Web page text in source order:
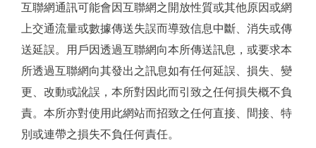
互聯網通訊可能會因互聯網之開放性質或其他原因或網
上交通流量或數據傳送失誤而導致信息中斷、消失或傳
送延誤。用戶因透過互聯網向本所傳送訊息，或要求本
所透過互聯網向其發出之訊息如有任何延誤、損失、變
更、改動或訛誤，本所對因此而引致之任何損失概不負
責。本所亦對使用此網站而招致之任何直接、間接、特
別或連帶之損失不負任何責任。